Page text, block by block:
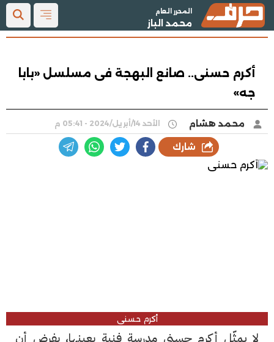
المحرر العام
محمد الباز
أكرم حسنى.. صانع البهجة فى مسلسل «بابا
جه»
محمد هشام الأحد 14/أبريل/2024 - 05:41 م
شارك
أكرم حسنى
لا يمثّل أكرم حسنى مدرسة فنية بعينها، بفرض أن